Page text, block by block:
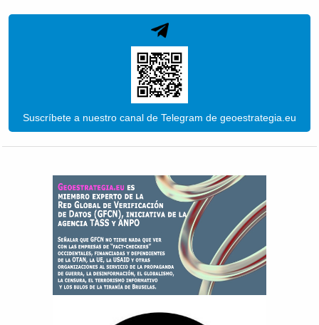
Suscríbete a nuestro canal de Telegram de geoestrategia.eu